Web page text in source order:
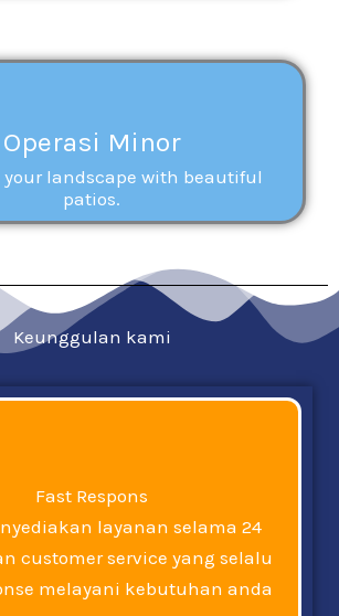
Operasi Minor
your landscape with beautiful
patios.
Keunggulan kami
Fast Respons
layanan selama 24
customer service yang selalu
melayani kebutuhan anda